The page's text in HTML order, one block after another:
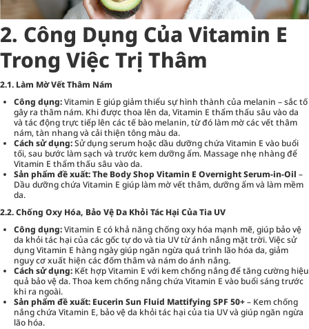
2. Công Dụng Của Vitamin E
Trong Việc Trị Thâm
2.1. Làm Mờ Vết Thâm Nám
Công dụng:Vitamin E giúp giảm thiểu sự hình thành của melanin – sắc tố
gây ra thâm nám. Khi được thoa lên da, Vitamin E thẩm thấu sâu vào da
và tác động trực tiếp lên các tế bào melanin, từ đó làm mờ các vết thâm
nám, tàn nhang và cải thiện tông màu da.
Cách sử dụng:Sử dụng serum hoặc dầu dưỡng chứa Vitamin E vào buổi
tối, sau bước làm sạch và trước kem dưỡng ẩm. Massage nhẹ nhàng để
Vitamin E thẩm thấu sâu vào da.
Sản phẩm đề xuất:The Body Shop Vitamin E Overnight Serum-in-Oil –
Dầu dưỡng chứa Vitamin E giúp làm mờ vết thâm, dưỡng ẩm và làm mềm
da.
2.2. Chống Oxy Hóa, Bảo Vệ Da Khỏi Tác Hại Của Tia UV
Công dụng:Vitamin E có khả năng chống oxy hóa mạnh mẽ, giúp bảo vệ
da khỏi tác hại của các gốc tự do và tia UV từ ánh nắng mặt trời. Việc sử
dụng Vitamin E hàng ngày giúp ngăn ngừa quá trình lão hóa da, giảm
nguy cơ xuất hiện các đốm thâm và nám do ánh nắng.
Cách sử dụng: Kết hợp Vitamin E với kem chống nắng để tăng cường hiệu
quả bảo vệ da. Thoa kem chống nắng chứa Vitamin E vào buổi sáng trước
khi ra ngoài.
Sản phẩm đề xuất: Eucerin Sun Fluid Mattifying SPF 50+– Kem chống
nắng chứa Vitamin E, bảo vệ da khỏi tác hại của tia UV và giúp ngăn ngừa
lão hóa.